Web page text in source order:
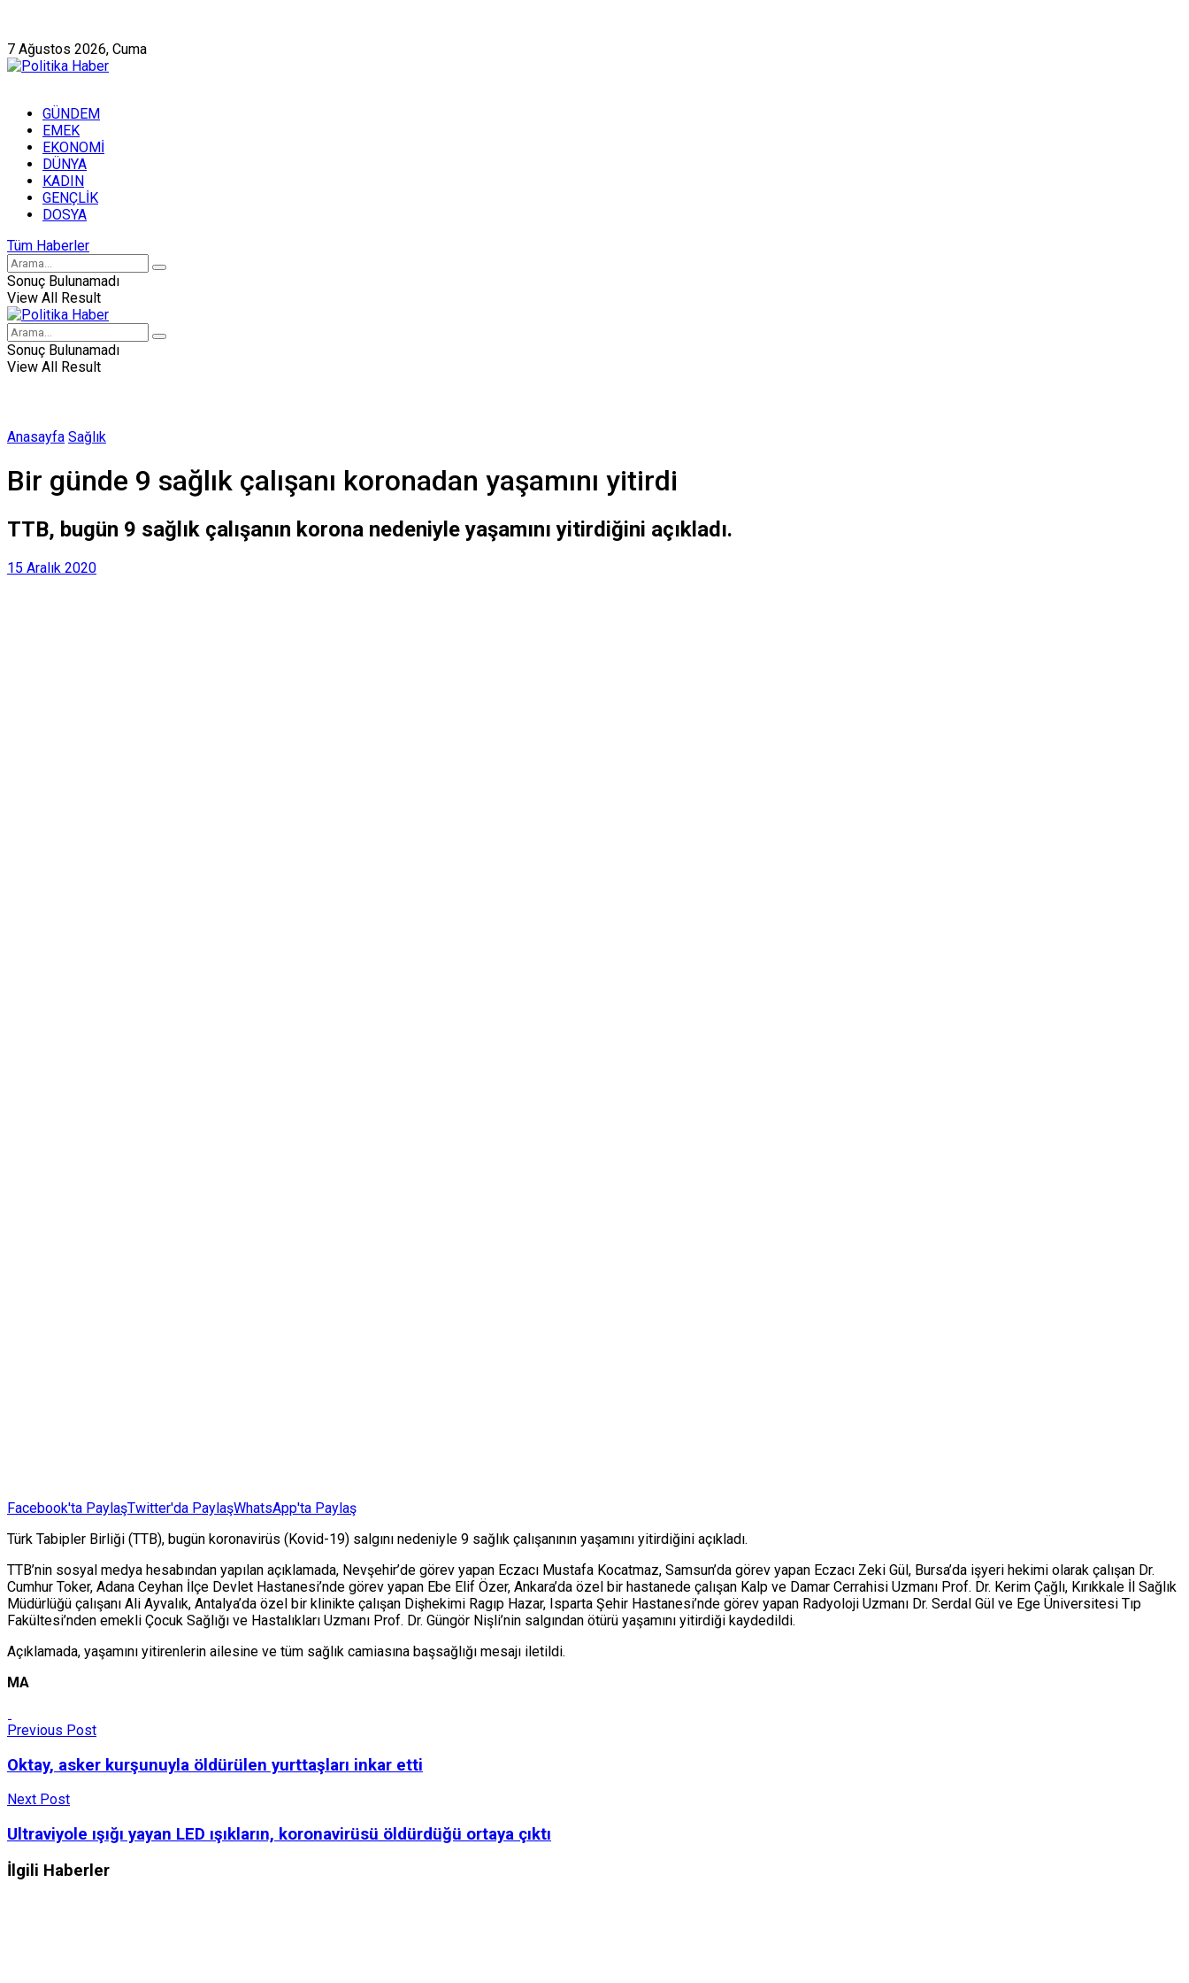
7 Ağustos 2026, Cuma
GÜNDEM
EMEK
EKONOMİ
DÜNYA
KADIN
GENÇLİK
DOSYA
Tüm Haberler
Sonuç Bulunamadı
View All Result
Sonuç Bulunamadı
View All Result
Anasayfa Sağlık
Bir günde 9 sağlık çalışanı koronadan yaşamını yitirdi
TTB, bugün 9 sağlık çalışanın korona nedeniyle yaşamını yitirdiğini açıkladı.
15 Aralık 2020
Facebook'ta PaylaşTwitter'da PaylaşWhatsApp'ta Paylaş
Türk Tabipler Birliği (TTB), bugün koronavirüs (Kovid-19) salgını nedeniyle 9 sağlık çalışanının yaşamını yitirdiğini açıkladı.
TTB’nin sosyal medya hesabından yapılan açıklamada, Nevşehir’de görev yapan Eczacı Mustafa Kocatmaz, Samsun’da görev yapan Eczacı Zeki Gül, Bursa’da işyeri hekimi olarak çalışan Dr.
Cumhur Toker, Adana Ceyhan İlçe Devlet Hastanesi’nde görev yapan Ebe Elif Özer, Ankara’da özel bir hastanede çalışan Kalp ve Damar Cerrahisi Uzmanı Prof. Dr. Kerim Çağlı, Kırıkkale İl Sağlık
Müdürlüğü çalışanı Ali Ayvalık, Antalya’da özel bir klinikte çalışan Dişhekimi Ragıp Hazar, Isparta Şehir Hastanesi’nde görev yapan Radyoloji Uzmanı Dr. Serdal Gül ve Ege Üniversitesi Tıp
Fakültesi’nden emekli Çocuk Sağlığı ve Hastalıkları Uzmanı Prof. Dr. Güngör Nişli’nin salgından ötürü yaşamını yitirdiği kaydedildi.
Açıklamada, yaşamını yitirenlerin ailesine ve tüm sağlık camiasına başsağlığı mesajı iletildi.
MA
Previous Post
Oktay, asker kurşunuyla öldürülen yurttaşları inkar etti
Next Post
Ultraviyole ışığı yayan LED ışıkların, koronavirüsü öldürdüğü ortaya çıktı
İlgili Haberler